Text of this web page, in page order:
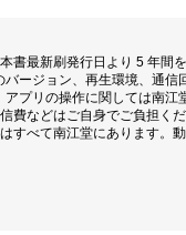
書最新刷発行日より 5 年間
バージョン、再生環境、通
アプリの操作に関しては南江
費などはご自身でご負担くだ
すべて南江堂にあります。